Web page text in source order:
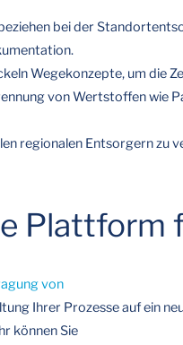
bei der
Wegekonzepte, um die
von Wertstoffen wie
regionalen Entsorgern zu
Plattform
von
Ihrer Prozesse auf ein
können Sie